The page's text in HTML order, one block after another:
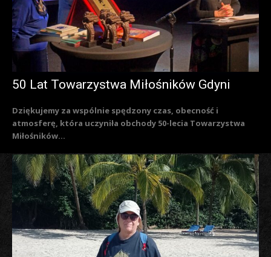
50 Lat Towarzystwa Miłośników Gdyni
Dziękujemy za wspólnie spędzony czas, obecność i
atmosferę, która uczyniła obchody 50-lecia Towarzystwa
Miłośników...